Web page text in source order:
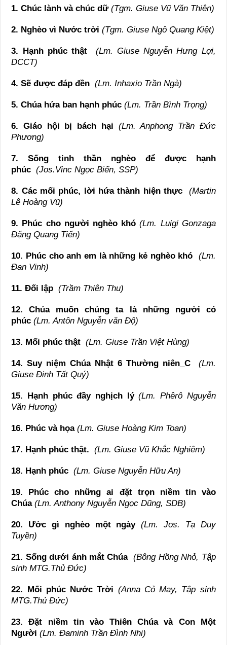
1. Chúc lành và chúc dữ(Tgm. Giuse Vũ Văn Thiên)
2. Nghèo vì Nước trời(Tgm. Giuse Ngô Quang Kiệt)
3. Hạnh phúc thật (Lm. Giuse Nguyễn Hưng Lợi,
DCCT)
4. Sẽ được đáp đền(Lm. Inhaxio Trần Ngà)
5. Chúa hứa ban hạnh phúc(Lm. Trần Bình Trọng)
6. Giáo hội bị bách hại (Lm. Anphong Trần Đức
Phương)
7. Sống tinh thần nghèo để được hạnh
phúc(Jos.Vinc Ngọc Biển, SSP)
8. Các mối phúc, lời hứa thành hiện thực (Martin
Lê Hoàng Vũ)
9. Phúc cho người nghèo khó(Lm. Luigi Gonzaga
Đặng Quang Tiến)
10. Phúc cho anh em là những kẻ nghèo khó (Lm.
Đan Vinh)
11. Đối lập(Trầm Thiên Thu)
12. Chúa muốn chúng ta là những người có
phúc(Lm. Antôn Nguyễn văn Độ)
13. Mối phúc thật(Lm. Giuse Trần Việt Hùng)
14. Suy niệm Chúa Nhật 6 Thường niên_C (Lm.
Giuse Đinh Tất Quý)
15. Hạnh phúc đầy nghịch lý(Lm. Phêrô Nguyễn
Văn Hương)
16. Phúc và họa(Lm. Giuse Hoàng Kim Toan)
17. Hạnh phúc thật.(Lm. Giuse Vũ Khắc Nghiêm)
18. Hạnh phúc(Lm. Giuse Nguyễn Hữu An)
19. Phúc cho những ai đặt trọn niềm tin vào
Chúa(Lm. Anthony Nguyễn Ngọc Dũng, SDB)
20. Ước gì nghèo một ngày(Lm. Jos. Tạ Duy
Tuyền)
21. Sống dưới ánh mắt Chúa(Bông Hồng Nhỏ, Tập
sinh MTG.Thủ Đức)
22. Mối phúc Nước Trời (Anna Cỏ May, Tập sinh
MTG.Thủ Đức)
23. Đặt niềm tin vào Thiên Chúa và Con Một
Người(Lm. Đaminh Trần Đình Nhi)